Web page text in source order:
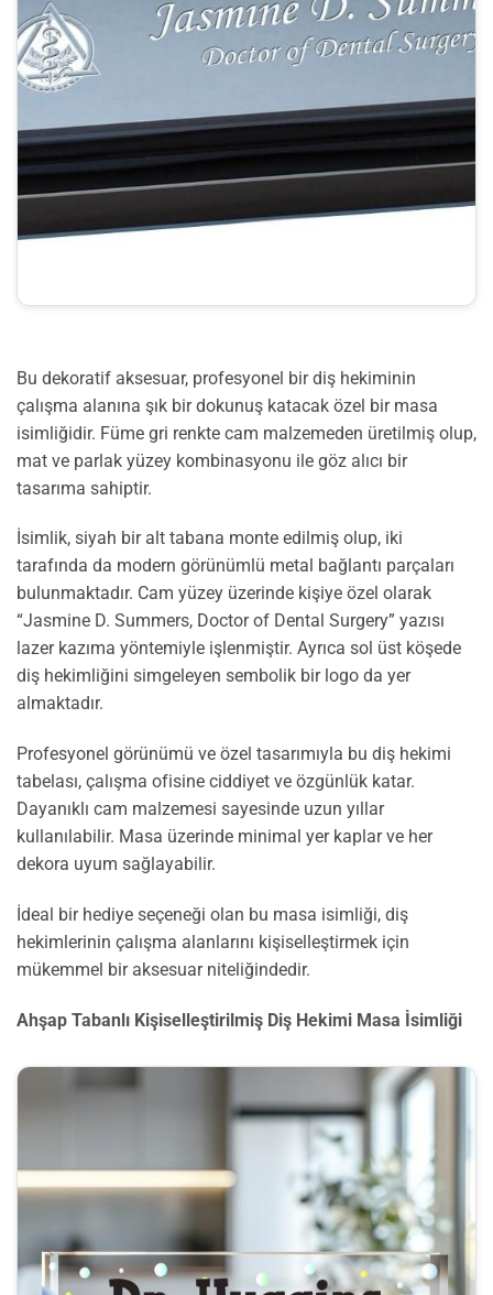
Bu dekoratif aksesuar, profesyonel bir diş hekiminin
çalışma alanına şık bir dokunuş katacak özel bir masa
isimliğidir. Füme gri renkte cam malzemeden üretilmiş olup,
mat ve parlak yüzey kombinasyonu ile göz alıcı bir
tasarıma sahiptir.
İsimlik, siyah bir alt tabana monte edilmiş olup, iki
tarafında da modern görünümlü metal bağlantı parçaları
bulunmaktadır. Cam yüzey üzerinde kişiye özel olarak
“Jasmine D. Summers, Doctor of Dental Surgery” yazısı
lazer kazıma yöntemiyle işlenmiştir. Ayrıca sol üst köşede
diş hekimliğini simgeleyen sembolik bir logo da yer
almaktadır.
Profesyonel görünümü ve özel tasarımıyla bu diş hekimi
tabelası, çalışma ofisine ciddiyet ve özgünlük katar.
Dayanıklı cam malzemesi sayesinde uzun yıllar
kullanılabilir. Masa üzerinde minimal yer kaplar ve her
dekora uyum sağlayabilir.
İdeal bir hediye seçeneği olan bu masa isimliği, diş
hekimlerinin çalışma alanlarını kişiselleştirmek için
mükemmel bir aksesuar niteliğindedir.
Ahşap Tabanlı Kişiselleştirilmiş Diş Hekimi Masa İsimliği